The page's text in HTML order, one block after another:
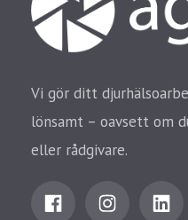
Vi gör ditt
lönsamt – oavsett om
eller rådgivare.